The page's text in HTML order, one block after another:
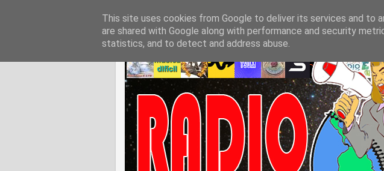
This site uses cookies from Google to deliver its services and to
are shared with Google along with performance and security
statistics, and to detect and address abuse.